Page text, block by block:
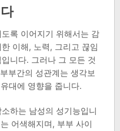
록 이어지기 위해서는 감
이해, 노력, 그리고 끊임
니다. 그러나 그 모든 것
부간의 성관계는 생각보
대에 영향을 줍니다.
하는 남성의 성기능입니
어색해지며, 부부 사이